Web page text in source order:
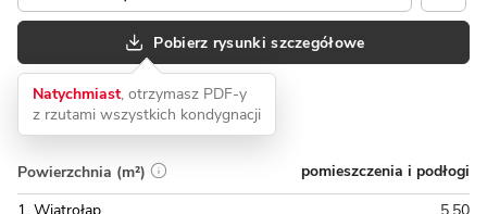
Pobierz rysunki szczegółowe
Natychmiast, otrzymasz PDF-y
z rzutami wszystkich kondygnacji
Powierzchnia (m²)
pomieszczenia i podłogi